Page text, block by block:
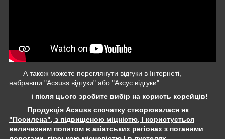
А також можете переглянути відгуки в Інтернеті,
набравши "Acsuss відгуки" або "Аксус відгуки"
і після цього зробите вибір на користь корейців!
Продукція Acsuss спочатку створювалася як
"Посилена", з підвищеною міцністю, І користується
величезним попитом в азіатських регіонах з поганими